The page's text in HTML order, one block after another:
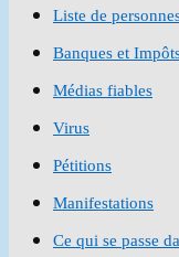
Liste de
Banques et
Médias fiables
Virus
Pétitions
Manifestations
Ce qui se passe